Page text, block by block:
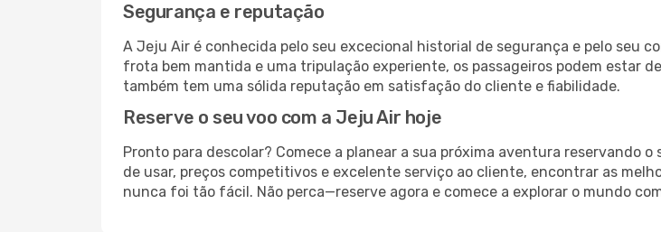
Segurança e reputação
A Jeju Air é conhecida pelo seu excecional historial de segurança e pelo seu
frota bem mantida e uma tripulação experiente, os passageiros podem estar
também tem uma sólida reputação em satisfação do cliente e fiabilidade.
Reserve o seu voo com a Jeju Air hoje
Pronto para descolar? Comece a planear a sua próxima aventura reservando
de usar, preços competitivos e excelente serviço ao cliente, encontrar as
nunca foi tão fácil. Não perca—reserve agora e comece a explorar o mundo